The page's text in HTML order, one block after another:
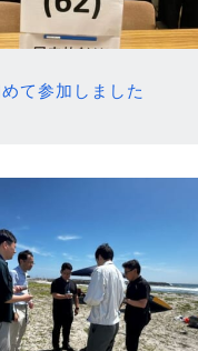
て参加しました